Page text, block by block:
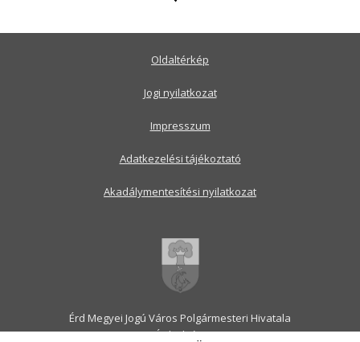
Érd Megyei Jogú Város Polgármesteri Hivatala
2030 Érd, Alsó utca 1.
Oldaltérkép
Jogi nyilatkozat
Impresszum
Adatkezelési tájékoztató
Akadálymentesítési nyilatkozat